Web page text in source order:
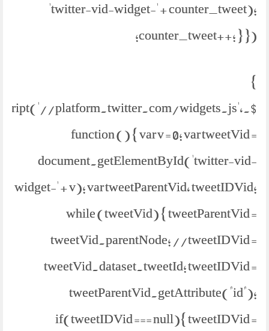
'twitter-vid-widget-' + counter_tweet);
counter_tweet++; } });
}
platform.twitter.com/widgets.js',
function () { var v = 0; var tweetVid =
document.getElementById('twitter-vid-
widget-' + v); var tweetParentVid, tweetIDVid;
while (tweetVid) { tweetParentVid =
tweetVid.parentNode; //tweetIDVid =
tweetVid.dataset.tweetId; tweetIDVid =
tweetParentVid.getAttribute("id");
if(tweetIDVid === null){ tweetIDVid =